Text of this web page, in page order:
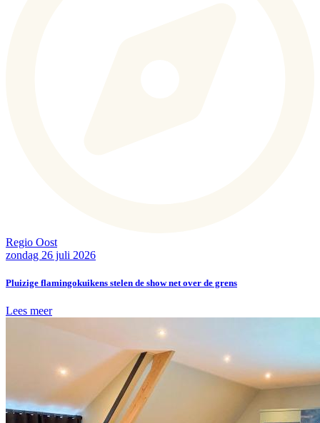
Regio Oost
zondag 26 juli 2026
Pluizige flamingokuikens stelen de show net over de grens
Lees meer